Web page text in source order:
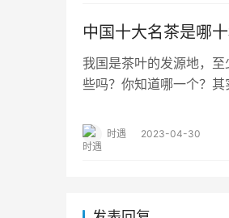
中国十大名茶是哪
我国是茶叶的发源地，
些吗？你知道哪一个？
时遇 2023-04-30